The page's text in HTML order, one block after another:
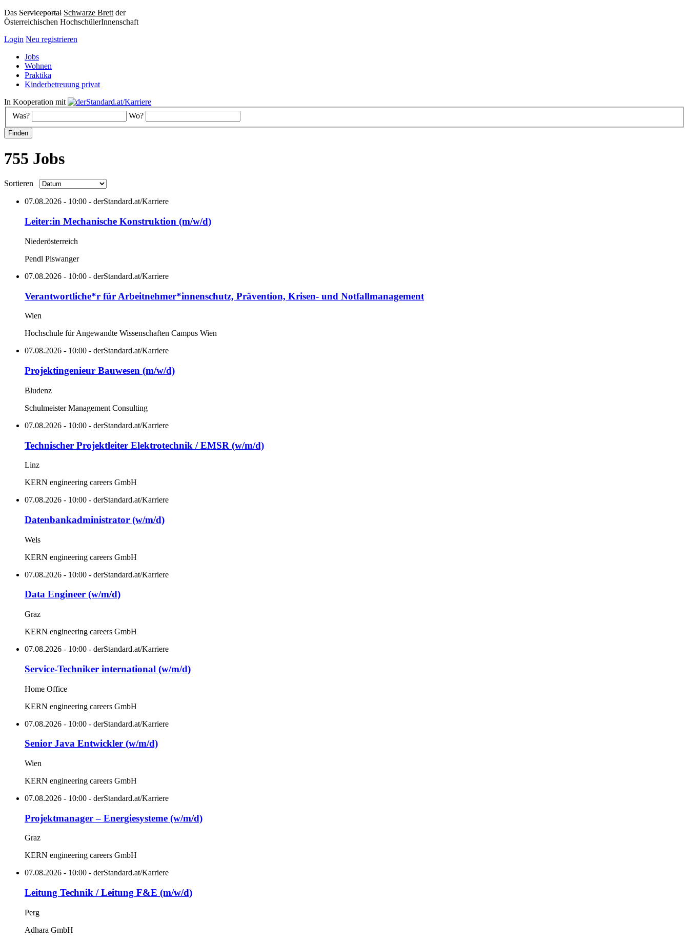
Das Serviceportal Schwarze Brett der
Österreichischen HochschülerInnenschaft
Login Neu registrieren
Jobs
Wohnen
Praktika
Kinderbetreuung privat
In Kooperation mit
Was?
Wo?
755 Jobs
Sortieren
07.08.2026 - 10:00 - derStandard.at/Karriere
Leiter:in Mechanische Konstruktion (m/w/d)
Niederösterreich
Pendl Piswanger
07.08.2026 - 10:00 - derStandard.at/Karriere
Verantwortliche*r für Arbeitnehmer*innenschutz, Prävention, Krisen- und Notfallmanagement
Wien
Hochschule für Angewandte Wissenschaften Campus Wien
07.08.2026 - 10:00 - derStandard.at/Karriere
Projektingenieur Bauwesen (m/w/d)
Bludenz
Schulmeister Management Consulting
07.08.2026 - 10:00 - derStandard.at/Karriere
Technischer Projektleiter Elektrotechnik / EMSR (w/m/d)
Linz
KERN engineering careers GmbH
07.08.2026 - 10:00 - derStandard.at/Karriere
Datenbankadministrator (w/m/d)
Wels
KERN engineering careers GmbH
07.08.2026 - 10:00 - derStandard.at/Karriere
Data Engineer (w/m/d)
Graz
KERN engineering careers GmbH
07.08.2026 - 10:00 - derStandard.at/Karriere
Service-Techniker international (w/m/d)
Home Office
KERN engineering careers GmbH
07.08.2026 - 10:00 - derStandard.at/Karriere
Senior Java Entwickler (w/m/d)
Wien
KERN engineering careers GmbH
07.08.2026 - 10:00 - derStandard.at/Karriere
Projektmanager – Energiesysteme (w/m/d)
Graz
KERN engineering careers GmbH
07.08.2026 - 10:00 - derStandard.at/Karriere
Leitung Technik / Leitung F&E (m/w/d)
Perg
Adhara GmbH